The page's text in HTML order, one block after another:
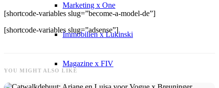
Marketing x One
Immobilien x Lukinski
Magazine x FIV
[shortcode-variables slug=”become-a-model-de”]
[shortcode-variables slug=”adsense”]
YOU MIGHT ALSO LIKE